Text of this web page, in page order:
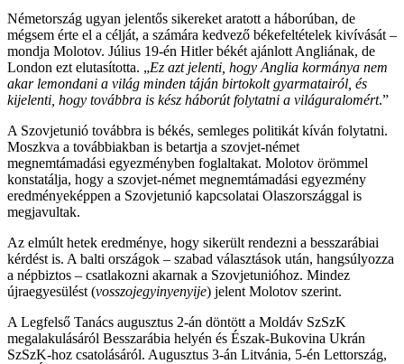
Németország ugyan jelentős sikereket aratott a háborúban, de
mégsem érte el a célját, a számára kedvező békefeltételek kivívását –
mondja Molotov. Július 19-én Hitler békét ajánlott Angliának, de
London ezt elutasította. „Ez azt jelenti, hogy Anglia kormánya nem
akar lemondani a világ minden táján birtokolt gyarmatairól, és
kijelenti, hogy továbbra is kész háborút folytatni a világuralomért.”
A Szovjetunió továbbra is békés, semleges politikát kíván folytatni.
Moszkva a továbbiakban is betartja a szovjet-német
megnemtámadási egyezményben foglaltakat. Molotov örömmel
konstatálja, hogy a szovjet-német megnemtámadási egyezmény
eredményeképpen a Szovjetunió kapcsolatai Olaszországgal is
megjavultak.
Az elmúlt hetek eredménye, hogy sikerült rendezni a besszarábiai
kérdést is. A balti országok – szabad választások után, hangsúlyozza
a népbiztos – csatlakozni akarnak a Szovjetunióhoz. Mindez
újraegyesülést (vosszojegyinyenyije) jelent Molotov szerint.
A Legfelső Tanács augusztus 2-án döntött a Moldáv SzSzK
megalakulásáról Besszarábia helyén és Észak-Bukovina Ukrán
SzSzK-hoz csatolásáról. Augusztus 3-án Litvánia, 5-én Lettország,